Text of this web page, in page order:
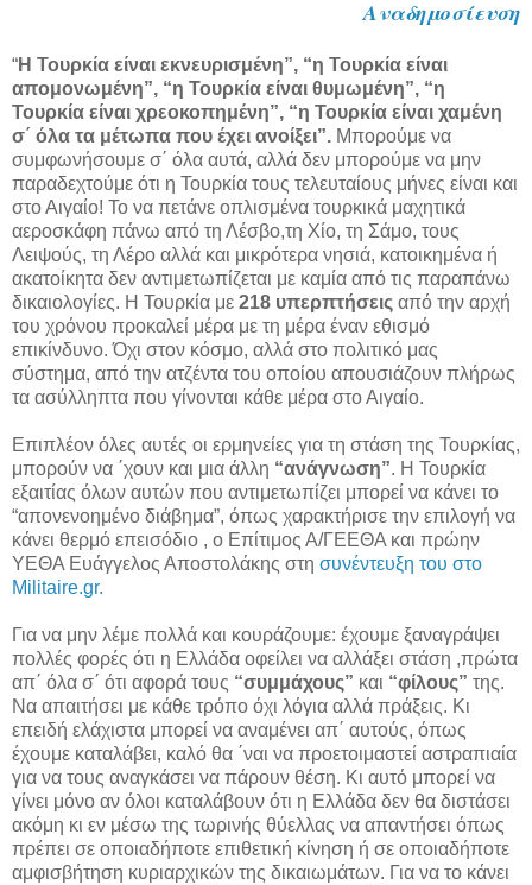
Αναδημοσίευση
“Η Τουρκία είναι εκνευρισμένη”, “η Τουρκία είναι
απομονωμένη”, “η Τουρκία είναι θυμωμένη”, “η
Τουρκία είναι χρεοκοπημένη”, “η Τουρκία είναι χαμένη
σ΄ όλα τα μέτωπα που έχει ανοίξει”. Μπορούμε να
συμφωνήσουμε σ΄ όλα αυτά, αλλά δεν μπορούμε να μην
παραδεχτούμε ότι η Τουρκία τους τελευταίους μήνες είναι και
στο Αιγαίο! Το να πετάνε οπλισμένα τουρκικά μαχητικά
αεροσκάφη πάνω από τη Λέσβο,τη Χίο, τη Σάμο, τους
Λειψούς, τη Λέρο αλλά και μικρότερα νησιά, κατοικημένα ή
ακατοίκητα δεν αντιμετωπίζεται με καμία από τις παραπάνω
δικαιολογίες. Η Τουρκία με 218 υπερπτήσεις από την αρχή
του χρόνου προκαλεί μέρα με τη μέρα έναν εθισμό
επικίνδυνο. Όχι στον κόσμο, αλλά στο πολιτικό μας
σύστημα, από την ατζέντα του οποίου απουσιάζουν πλήρως
τα ασύλληπτα που γίνονται κάθε μέρα στο Αιγαίο.
Επιπλέον όλες αυτές οι ερμηνείες για τη στάση της Τουρκίας,
μπορούν να ΄χουν και μια άλλη “ανάγνωση”. Η Τουρκία
εξαιτίας όλων αυτών που αντιμετωπίζει μπορεί να κάνει το
“απονενοημένο διάβημα”, όπως χαρακτήρισε την επιλογή να
κάνει θερμό επεισόδιο , ο Επίτιμος Α/ΓΕΕΘΑ και πρώην
ΥΕΘΑ Ευάγγελος Αποστολάκης στη συνέντευξη του στο
Militaire.gr.
Για να μην λέμε πολλά και κουράζουμε: έχουμε ξαναγράψει
πολλές φορές ότι η Ελλάδα οφείλει να αλλάξει στάση ,πρώτα
απ΄ όλα σ΄ ότι αφορά τους “συμμάχους” και “φίλους” της.
Να απαιτήσει με κάθε τρόπο όχι λόγια αλλά πράξεις. Κι
επειδή ελάχιστα μπορεί να αναμένει απ΄ αυτούς, όπως
έχουμε καταλάβει, καλό θα ΄ναι να προετοιμαστεί αστραπιαία
για να τους αναγκάσει να πάρουν θέση. Κι αυτό μπορεί να
γίνει μόνο αν όλοι καταλάβουν ότι η Ελλάδα δεν θα διστάσει
ακόμη κι εν μέσω της τωρινής θύελλας να απαντήσει όπως
πρέπει σε οποιαδήποτε επιθετική κίνηση ή σε οποιαδήποτε
αμφισβήτηση κυριαρχικών της δικαιωμάτων. Για να το κάνει